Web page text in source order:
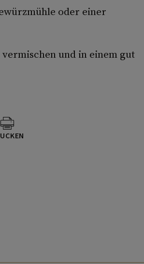
oder einer
und in einem gut